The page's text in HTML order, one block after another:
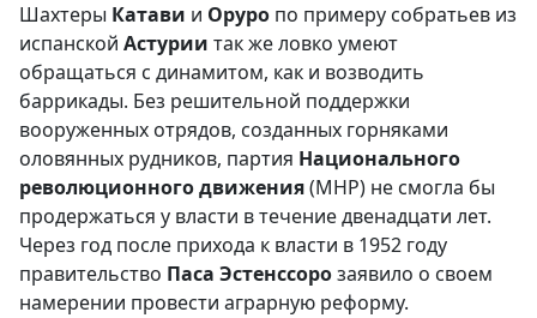
Шахтеры Катави и Оруро по примеру собратьев из
испанской Астурии так же ловко умеют
обращаться с динамитом, как и возводить
баррикады. Без решительной поддержки
вооруженных отрядов, созданных горняками
оловянных рудников, партия Национального
революционногодвижения(МНР) не смогла бы
продержаться у власти в течение двенадцати лет.
Через год после прихода к власти в 1952 году
правительство Паса Эстенссорозаявило о своем
намерении провести аграрную реформу.